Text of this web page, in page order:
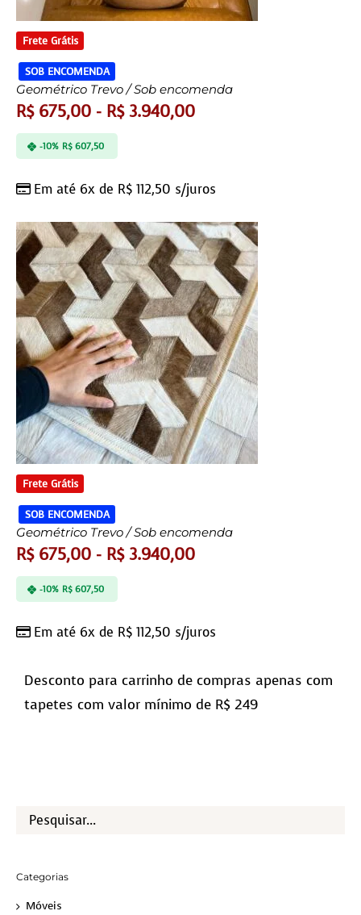
Frete Grátis
SOB ENCOMENDA
Geométrico Trevo / Sob encomenda
R$675,00 - R$3.940,00
Em até 6x de R$ 112,50 s/juros
-10% R$607,50
Frete Grátis
SOB ENCOMENDA
Geométrico Trevo / Sob encomenda
R$675,00 - R$3.940,00
Em até 6x de R$ 112,50 s/juros
-10% R$607,50
Desconto para carrinho de compras apenas com
tapetes com valor mínimo de R$ 249
Categorias
Móveis